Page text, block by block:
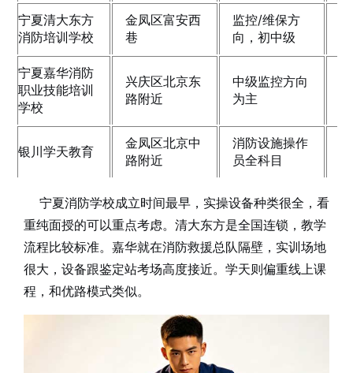
宁夏清大东方
消防培训学校
金凤区富安西
巷
监控/维保方
向，初中级
宁夏嘉华消防
职业技能培训
学校
兴庆区北京东
路附近
中级监控方向
为主
银川学天教育
金凤区北京中
路附近
消防设施操作
员全科目
宁夏消防学校成立时间最早，实操设备种类很全，看
重纯面授的可以重点考虑。清大东方是全国连锁，教学
流程比较标准。嘉华就在消防救援总队隔壁，实训场地
很大，设备跟鉴定站考场高度接近。学天则偏重线上课
程，和优路模式类似。